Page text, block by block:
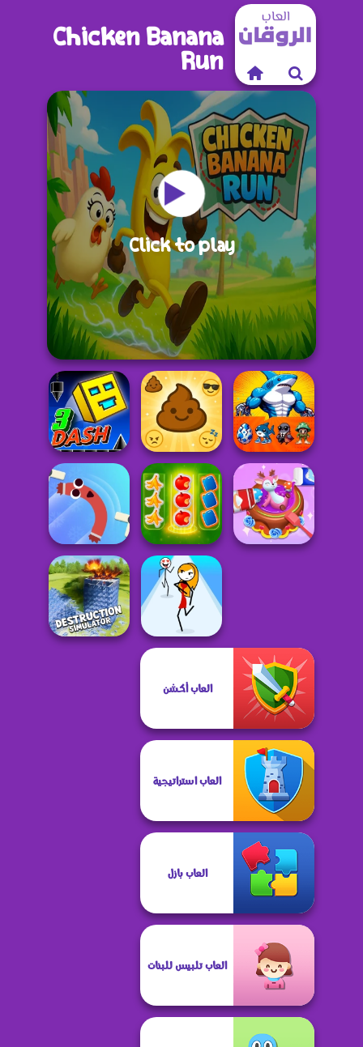
Chicken Banana
Run
Click to play
3Dash
Emoji Drop
Themes
Brainrot Click to
Hatch
Sausage Flip Free Foxy Eco Sort
Run Now
العاب أكشن
العاب استراتيجية
العاب بازل
العاب تلبيس للبنات